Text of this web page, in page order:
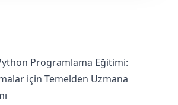
Programlama Eğitimi:
için Temelden Uzmana